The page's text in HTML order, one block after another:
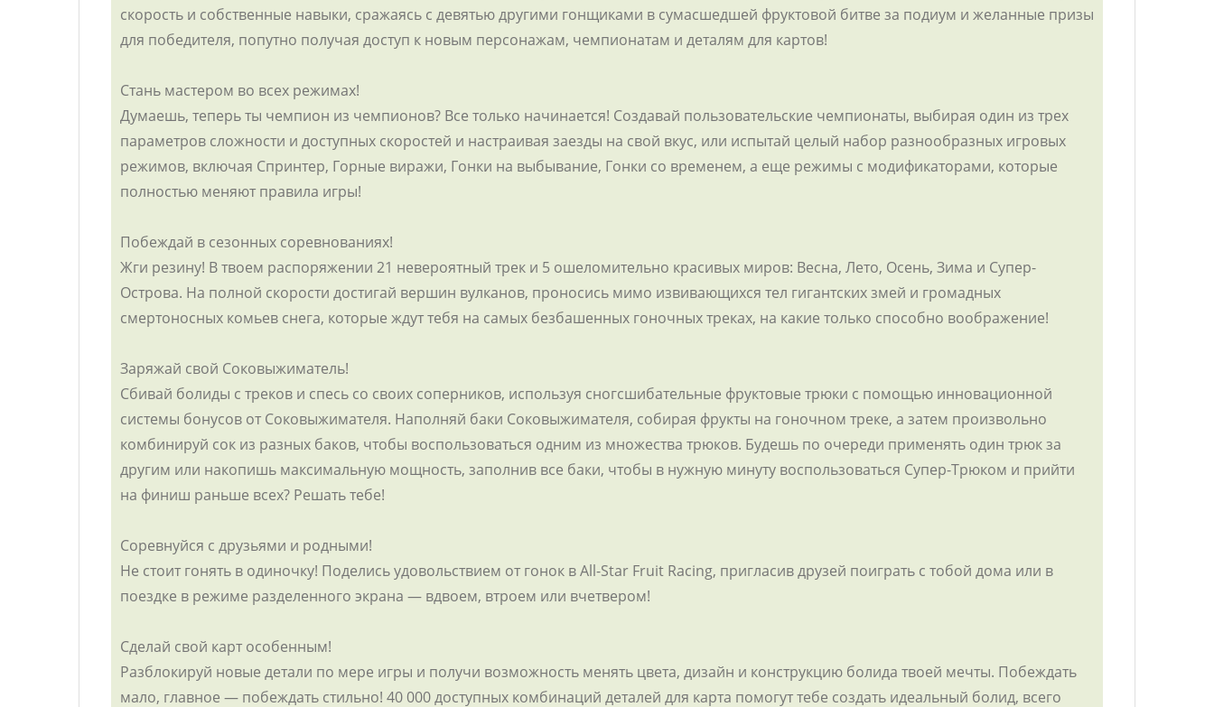
скорость и собственные навыки, сражаясь с девятью другими гонщиками в сумасшедшей фруктовой битве за подиум и желанные призы
для победителя, попутно получая доступ к новым персонажам, чемпионатам и деталям для картов!
Стань мастером во всех режимах!
Думаешь, теперь ты чемпион из чемпионов? Все только начинается! Создавай пользовательские чемпионаты, выбирая один из трех
параметров сложности и доступных скоростей и настраивая заезды на свой вкус, или испытай целый набор разнообразных игровых
режимов, включая Спринтер, Горные виражи, Гонки на выбывание, Гонки со временем, а еще режимы с модификаторами, которые
полностью меняют правила игры!
Побеждай в сезонных соревнованиях!
Жги резину! В твоем распоряжении 21 невероятный трек и 5 ошеломительно красивых миров: Весна, Лето, Осень, Зима и Супер-
Острова. На полной скорости достигай вершин вулканов, проносись мимо извивающихся тел гигантских змей и громадных
смертоносных комьев снега, которые ждут тебя на самых безбашенных гоночных треках, на какие только способно воображение!
Заряжай свой Соковыжиматель!
Сбивай болиды с треков и спесь со своих соперников, используя сногсшибательные фруктовые трюки с помощью инновационной
системы бонусов от Соковыжимателя. Наполняй баки Соковыжимателя, собирая фрукты на гоночном треке, а затем произвольно
комбинируй сок из разных баков, чтобы воспользоваться одним из множества трюков. Будешь по очереди применять один трюк за
другим или накопишь максимальную мощность, заполнив все баки, чтобы в нужную минуту воспользоваться Супер-Трюком и прийти
на финиш раньше всех? Решать тебе!
Соревнуйся с друзьями и родными!
Не стоит гонять в одиночку! Поделись удовольствием от гонок в All-Star Fruit Racing, пригласив друзей поиграть с тобой дома или в
поездке в режиме разделенного экрана — вдвоем, втроем или вчетвером!
Сделай свой карт особенным!
Разблокируй новые детали по мере игры и получи возможность менять цвета, дизайн и конструкцию болида твоей мечты. Побеждать
мало, главное — побеждать стильно! 40 000 доступных комбинаций деталей для карта помогут тебе создать идеальный болид, всего